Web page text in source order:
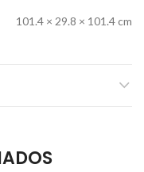
101.4 × 29.8 × 101.4 cm